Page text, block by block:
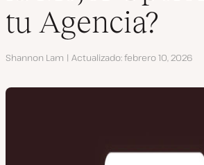
tu Agencia?
Autor
Shannon Lam Actualizado febrero 10, 2026